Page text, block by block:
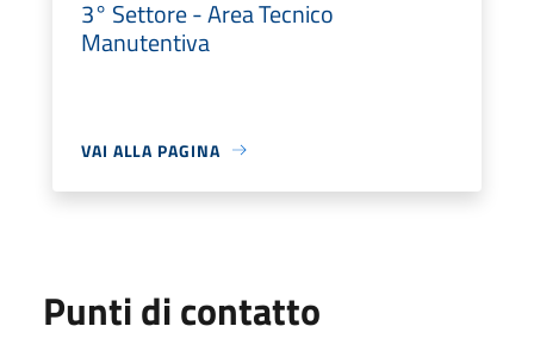
3° Settore - Area Tecnico
Manutentiva
VAI ALLA PAGINA
Punti di contatto